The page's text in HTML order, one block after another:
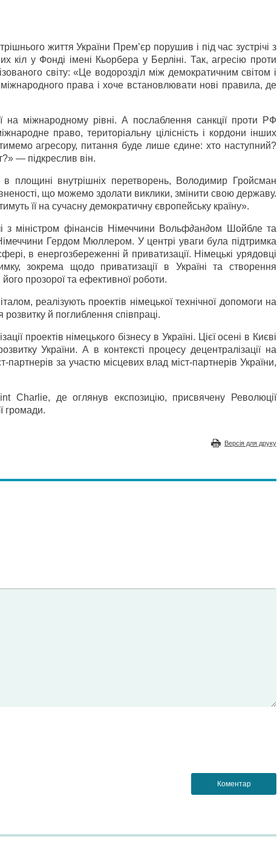
життя України Прем’єр порушив і під час зустрічі з
кіл у Фонді імені Кьорбера у Берліні. Так, агресію проти
світу: «Це водорозділ між демократичним світом і
права і хоче встановлювати нові правила, де
на міжнародному рівні. А послаблення санкції проти РФ
право, територіальну цілісність і кордони інших
агресору, питання буде лише єдине: хто наступний?
— підкреслив він.
в площині внутрішніх перетворень, Володимир Гройсман
що можемо здолати виклики, змінити свою державу.
її на сучасну демократичну європейську країну».
з міністром фінансів Німеччини Вольф∂ан∂ом Шойбле та
Гердом Мюллером. У центрі уваги була підтримка
в енергозбереженні й приватизації. Німецькі урядовці
зокрема щодо приватизації в Україні та створення
прозорої та ефективної роботи.
реалізують проектів німецької технічної допомоги на
й поглиблення співпраці.
проектів німецького бізнесу в Україні. Цієї осені в Києві
України. А в контексті процесу децентралізації на
за участю місцевих влад міст-партнерів України,
Charlie, де оглянув експозицію, присвячену Революції
громади.
Версія для друку